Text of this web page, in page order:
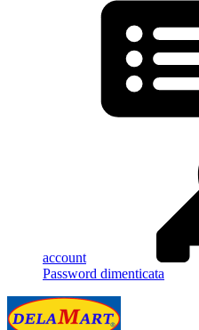
account
Password dimenticata